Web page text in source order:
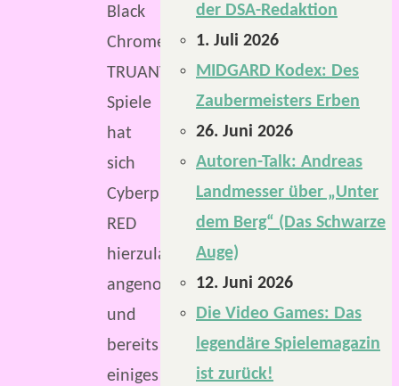
Black
Chrome.
TRUANT
Spiele
hat
sich
Cyberpunk
RED
hierzulande
angenommen
und
bereits
einiges
der DSA-Redaktion
1. Juli 2026
MIDGARD Kodex: Des
Zaubermeisters Erben
26. Juni 2026
Autoren-Talk: Andreas
Landmesser über „Unter
dem Berg“ (Das Schwarze
Auge)
12. Juni 2026
Die Video Games: Das
legendäre Spielemagazin
ist zurück!